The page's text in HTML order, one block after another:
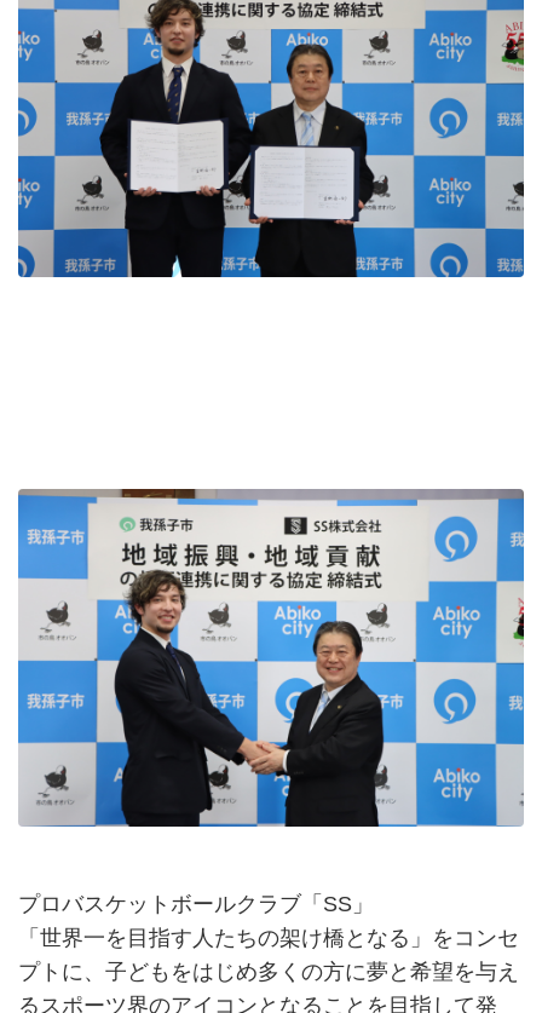
プロバスケットボールクラブ「SS」
「世界一を目指す人たちの架け橋となる」をコンセ
プトに、子どもをはじめ多くの方に夢と希望を与え
るスポーツ界のアイコンとなることを目指して発